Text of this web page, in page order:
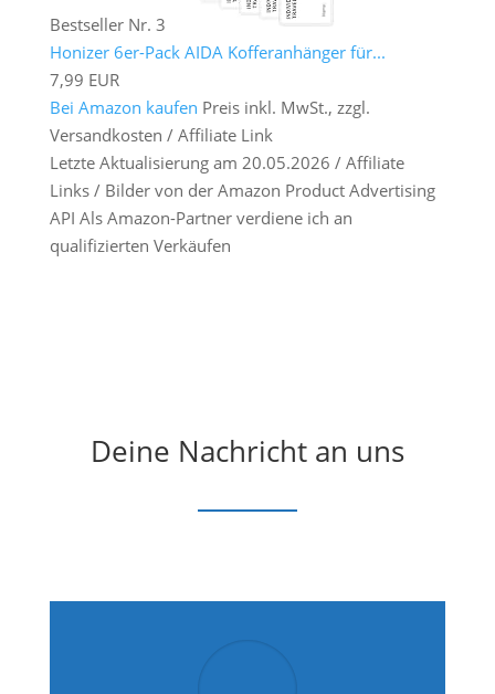
Bestseller Nr. 3
Honizer 6er-Pack AIDA Kofferanhänger für...
7,99 EUR
Bei Amazon kaufen Preis inkl. MwSt., zzgl.
Versandkosten / Affiliate Link
Letzte Aktualisierung am 20.05.2026 / Affiliate
Links / Bilder von der Amazon Product Advertising
API Als Amazon-Partner verdiene ich an
qualifizierten Verkäufen
Deine Nachricht an uns